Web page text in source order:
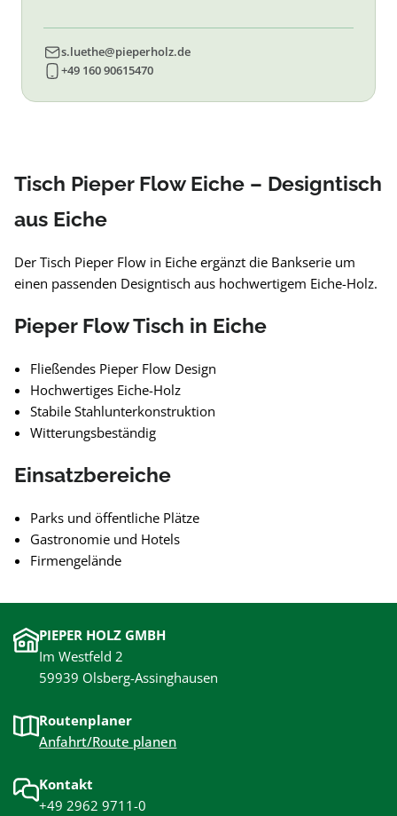
s.luethe@pieperholz.de
+49 160 90615470
Tisch Pieper Flow Eiche – Designtisch
aus Eiche
Der Tisch Pieper Flow in Eiche ergänzt die Bankserie um
einen passenden Designtisch aus hochwertigem Eiche-Holz.
Pieper Flow Tisch in Eiche
Fließendes Pieper Flow Design
Hochwertiges Eiche-Holz
Stabile Stahlunterkonstruktion
Witterungsbeständig
Einsatzbereiche
Parks und öffentliche Plätze
Gastronomie und Hotels
Firmengelände
PIEPER HOLZ GMBH
Im Westfeld 2
59939 Olsberg-Assinghausen
Routenplaner
Anfahrt/Route planen
Kontakt
+49 2962 9711-0